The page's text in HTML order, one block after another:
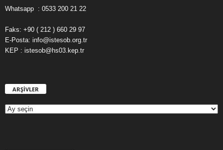
Whatsapp : 0533 200 21 22
Faks: +90 ( 212 ) 660 29 97
E-Posta: info@istesob.org.tr
KEP : istesob@hs03.kep.tr
ARŞİVLER